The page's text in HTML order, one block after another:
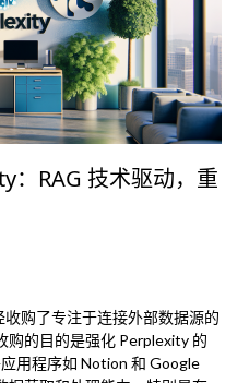
：RAG 技术驱动，重
购了专注于连接外部数据源的
购的目的是强化 Perplexity 的
用程序如 Notion 和 Google